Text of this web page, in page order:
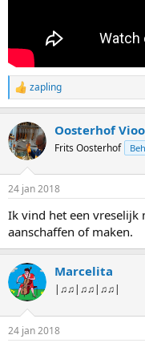
W
a
r
d
e
n
e
n
:
zapling
Oosterhof
Frits Oosterhof
24 jan 2018
Ik vind het een vreselijk
aanschaffen of maken.
Marcelita
|♫♫|♫♫|♫♫|
24 jan 2018